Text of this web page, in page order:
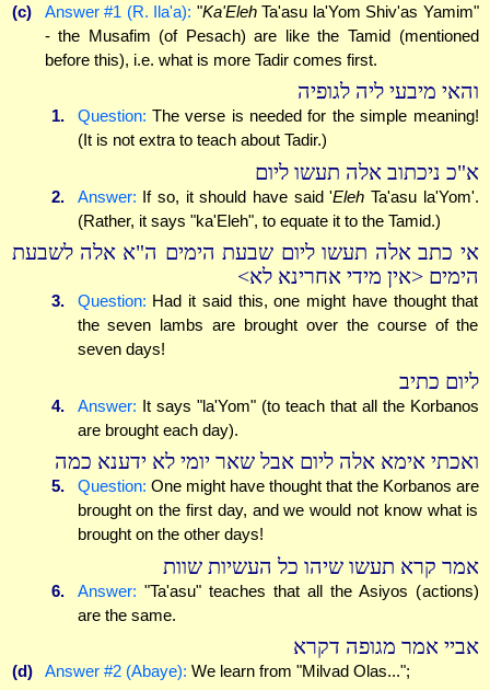
(c) Answer #1 (R. Ila'a): "Ka'ElehTa'asu la'Yom Shiv'as Yamim"
- the Musafim (of Pesach) are like the Tamid (mentioned
before this), i.e. what is more Tadir comes first.
והאי מיבעי ליה לגופיה
1. Question: The verse is needed for the simple meaning!
(It is not extra to teach about Tadir.)
א"כ ניכתוב אלה תעשו ליום
2. Answer: If so, it should have said 'Eleh Ta'asu la'Yom'.
(Rather, it says "ka'Eleh", to equate it to the Tamid.)
אי כתב אלה תעשו ליום שבעת הימים ה"א אלה לשבעת
הימים <אין מידי אחרינא לא>
3. Question: Had it said this, one might have thought that
the seven lambs are brought over the course of the
seven days!
ליום כתיב
4. Answer: It says "la'Yom" (to teach that all the Korbanos
are brought each day).
ואכתי אימא אלה ליום אבל שאר יומי לא ידענא כמה
5. Question: One might have thought that the Korbanos are
brought on the first day, and we would not know what is
brought on the other days!
אמר קרא תעשו שיהו כל העשיות שוות
6. Answer: "Ta'asu" teaches that all the Asiyos (actions)
are the same.
אביי אמר מגופה דקרא
(d) Answer #2 (Abaye): We learn from "Milvad Olas...";